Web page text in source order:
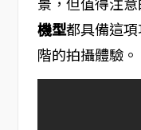
機型都具備這
階的拍攝體驗。